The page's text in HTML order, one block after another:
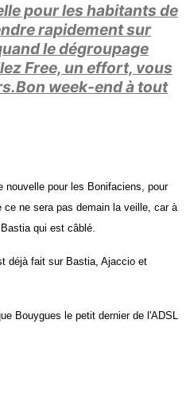
pour les habitants de
rapidement sur
le dégroupage
Free, un effort, vous
week-end à tout
nouvelle pour les Bonifaciens, pour
ce ne sera pas demain la veille, car à
qui est câblé.
déjà fait sur Bastia, Ajaccio et
Bouygues le petit dernier de l'ADSL